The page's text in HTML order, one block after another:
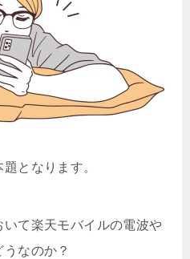
となります。
いて楽天モバイルの電波や
なのか？